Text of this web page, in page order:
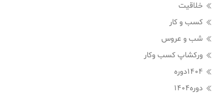
خلاقیت
کسب و کار
شب و عروس
ورکشاپ کسب وکار
1404دوره
دوره1404